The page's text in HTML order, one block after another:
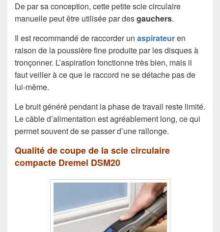
De par sa conception, cette petite scie circulaire
manuelle peut être utilisée par desgauchers.
Il est recommandé de raccorder un aspirateuren
raison de la poussière fine produite par les disques à
tronçonner. L’aspiration fonctionne très bien, mais il
faut veiller à ce que le raccord ne se détache pas de
lui-même.
Le bruit généré pendant la phase de travail reste limité.
Le câble d’alimentation est agréablement long, ce qui
permet souvent de se passer d’une rallonge.
Qualité de coupe de la scie circulaire
compacte Dremel DSM20